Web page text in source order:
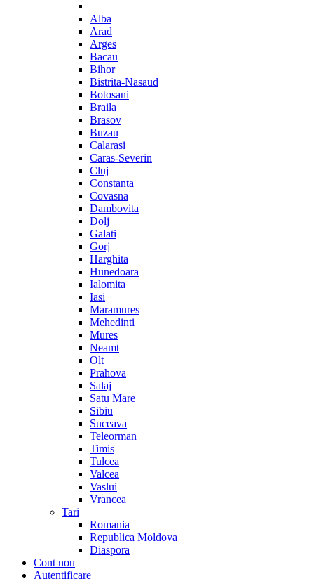
Alba
Arad
Arges
Bacau
Bihor
Bistrita-Nasaud
Botosani
Braila
Brasov
Buzau
Calarasi
Caras-Severin
Cluj
Constanta
Covasna
Dambovita
Dolj
Galati
Gorj
Harghita
Hunedoara
Ialomita
Iasi
Maramures
Mehedinti
Mures
Neamt
Olt
Prahova
Salaj
Satu Mare
Sibiu
Suceava
Teleorman
Timis
Tulcea
Valcea
Vaslui
Vrancea
Tari
Romania
Republica Moldova
Diaspora
Cont nou
Autentificare